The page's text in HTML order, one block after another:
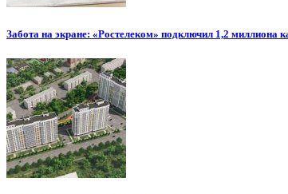
Забота на экране: «Ростелеком» подключил 1,2 миллиона